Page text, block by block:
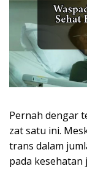
Pernah dengar
zat satu ini.
trans dalam
pada